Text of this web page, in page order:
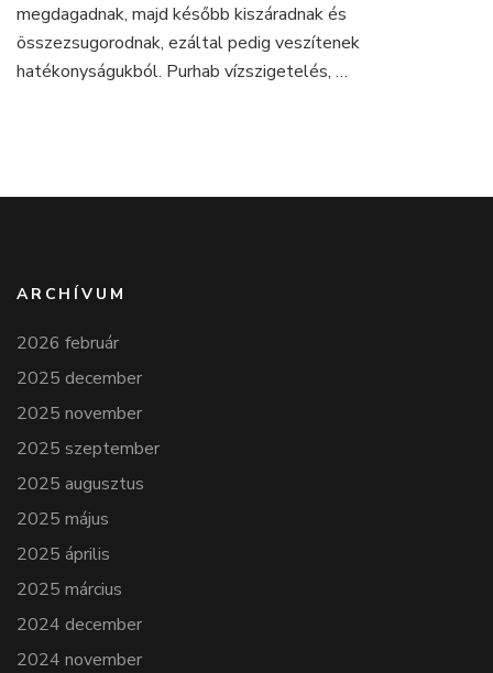
megdagadnak, majd később kiszáradnak és
összezsugorodnak, ezáltal pedig veszítenek
hatékonyságukból. Purhab vízszigetelés, …
ARCHÍVUM
2026 február
2025 december
2025 november
2025 szeptember
2025 augusztus
2025 május
2025 április
2025 március
2024 december
2024 november